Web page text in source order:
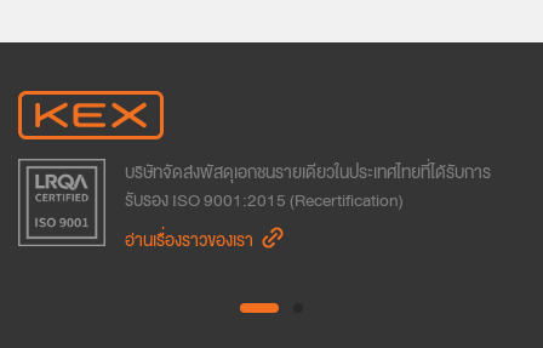
ล่าสุดผ่านการรับรอง ISO 27001:2022 มาตรฐานความ
ปลอดภัยข้อมูลระดับสากล
อ่านเรื่องราวของเรา